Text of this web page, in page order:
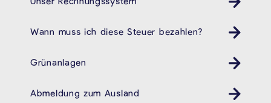
Wann muss ich diese Steuer bezahlen?
Grünanlagen
Abmeldung zum Ausland
Ausländeramt